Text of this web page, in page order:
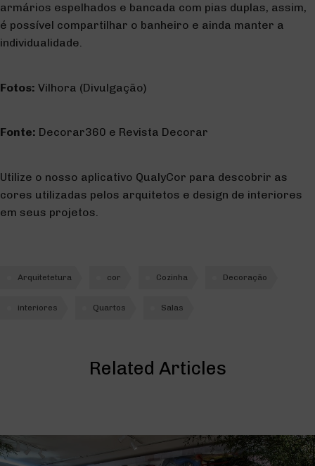
armários espelhados e bancada com pias duplas, assim,
é possível compartilhar o banheiro e ainda manter a
individualidade.
Fotos: Vilhora (Divulgação)
Fonte: Decorar360 e Revista Decorar
Utilize o nosso aplicativo QualyCor para descobrir as
cores utilizadas pelos arquitetos e design de interiores
em seus projetos.
Arquitetetura cor Cozinha Decoração
interiores Quartos Salas
Related Articles